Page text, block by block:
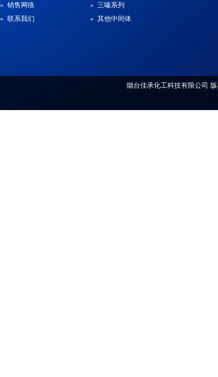
» 销售网络
» 联系我们
» 三嗪系列
» 其他中间体
烟台佳承化工科技有限公司